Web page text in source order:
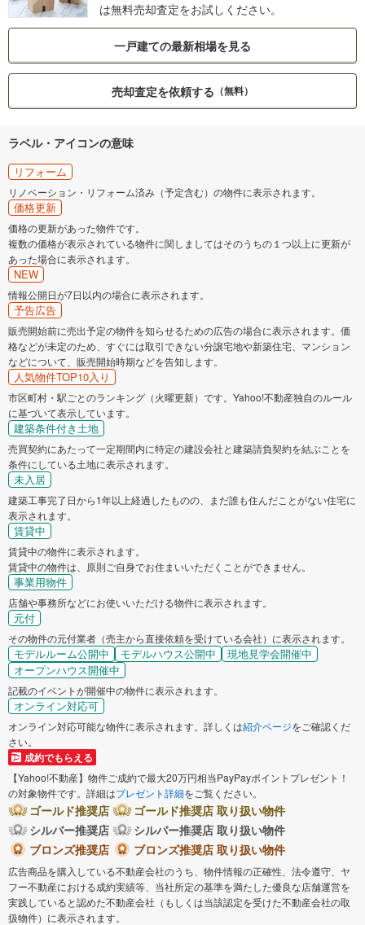
は無料売却査定をお試しください。
一戸建ての最新相場を見る
売却査定を依頼する （無料）
ラベル・アイコンの意味
リフォーム
リノベーション・リフォーム済み（予定含む）の物件に表示されます。
価格更新
価格の更新があった物件です。
複数の価格が表示されている物件に関しましてはそのうちの１つ以上に更新が
あった場合に表示されます。
NEW
情報公開日が7日以内の場合に表示されます。
予告広告
販売開始前に売出予定の物件を知らせるための広告の場合に表示されます。価
格などが未定のため、すぐには取引できない分譲宅地や新築住宅、マンション
などについて、販売開始時期などを告知します。
人気物件TOP10入り
市区町村・駅ごとのランキング（火曜更新）です。Yahoo!不動産独自のルール
に基づいて表示しています。
建築条件付き土地
売買契約にあたって一定期間内に特定の建設会社と建築請負契約を結ぶことを
条件にしている土地に表示されます。
未入居
建築工事完了日から1年以上経過したものの、まだ誰も住んだことがない住宅に
表示されます。
賃貸中
賃貸中の物件に表示されます。
賃貸中の物件は、原則ご自身でお住まいいただくことができません。
事業用物件
店舗や事務所などにお使いいただける物件に表示されます。
元付
その物件の元付業者（売主から直接依頼を受けている会社）に表示されます。
モデルルーム公開中 モデルハウス公開中
現地見学会開催中
オープンハウス開催中
記載のイベントが開催中の物件に表示されます。
オンライン対応可
オンライン対応可能な物件に表示されます。詳しくは紹介ページをご確認くだ
さい。
成約でもらえる
【Yahoo!不動産】物件ご成約で最大20万円相当PayPayポイントプレゼント！
の対象物件です。詳細はプレゼント詳細をご覧ください。
ゴールド推奨店
ゴールド推奨店 取り扱い物件
シルバー推奨店
シルバー推奨店 取り扱い物件
ブロンズ推奨店
ブロンズ推奨店 取り扱い物件
広告商品を購入している不動産会社のうち、物件情報の正確性、法令遵守、ヤ
フー不動産における成約実績等、当社所定の基準を満たした優良な店舗運営を
実践していると認めた不動産会社（もしくは当該認定を受けた不動産会社の取
扱物件）に表示されます。